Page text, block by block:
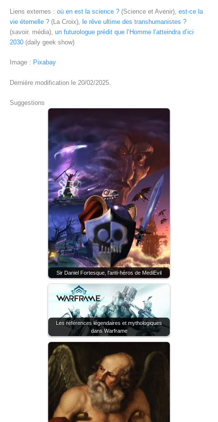
Liens externes : où en est la science ? (Science et Avenir), est-ce la
vie éternelle ? (La Croix), le rêve ultime des transhumanistes ?
(savoir. média), un futurologue prédit que l’Homme l’atteindra d’ici
2030 (daily geek show)
Image : Pixabay
Dernière modification le 20/02/2025.
Suggestions
Sir Daniel Fortesque, l'anti-héros de MediEvil
Les références légendaires et mythologiques
dans Warframe